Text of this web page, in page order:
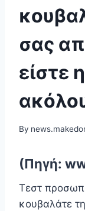
σας
είστε
By
(Πηγή:
Τεστ
κουβαλάτε